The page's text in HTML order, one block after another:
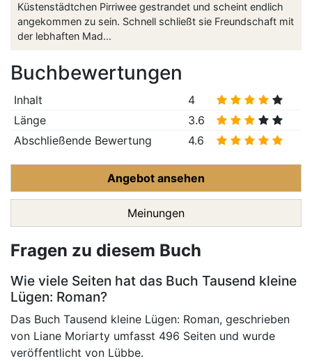
Küstenstädtchen Pirriwee gestrandet und scheint endlich
angekommen zu sein. Schnell schließt sie Freundschaft mit
der lebhaften Mad...
Buchbewertungen
Inhalt
4
Länge
3.6
Abschließende Bewertung
4.6
Angebot ansehen
Meinungen
Fragen zu diesem Buch
Wie viele Seiten hat das Buch Tausend kleine
Lügen: Roman?
Das Buch Tausend kleine Lügen: Roman, geschrieben
von Liane Moriarty umfasst 496 Seiten und wurde
veröffentlicht von Lübbe.